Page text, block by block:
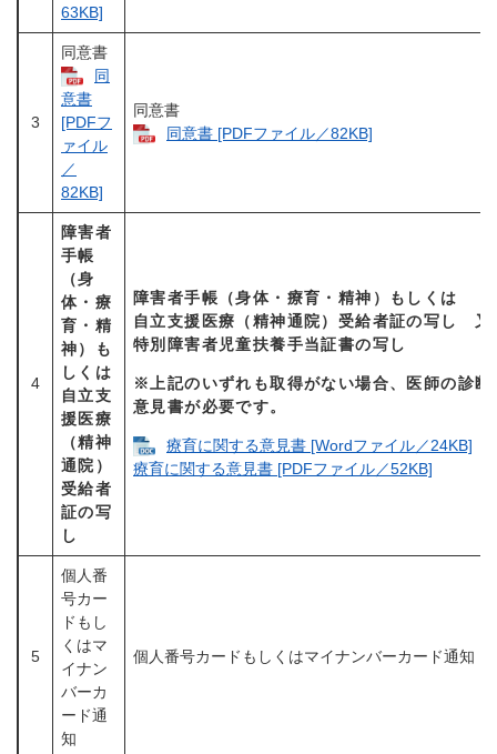
63KB]
3
同意書
同
意書
[PDFフ
ァイル
／
82KB]
同意書
同意書 [PDFファイル／82KB]
4
障害者
手帳
（身
体・療
育・精
神）も
しくは
自立支
援医療
（精神
通院）
受給者
証の写
し
障害者手帳（身体・療育・精神）もしくは
自立支援医療（精神通院）受給者証の写し 又
特別障害者児童扶養手当証書の写し
※上記のいずれも取得がない場合、医師の診断
意見書が必要です。
療育に関する意見書 [Wordファイル／24KB]
療育に関する意見書 [PDFファイル／52KB]
5
個人番
号カー
ドもし
くはマ
イナン
バーカ
ード通
知
個人番号カードもしくはマイナンバーカード通知